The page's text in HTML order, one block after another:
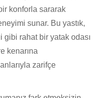
konforla sararak
sunar. Bu yastık,
rahat bir yatak odası
kenarına
zarifçe